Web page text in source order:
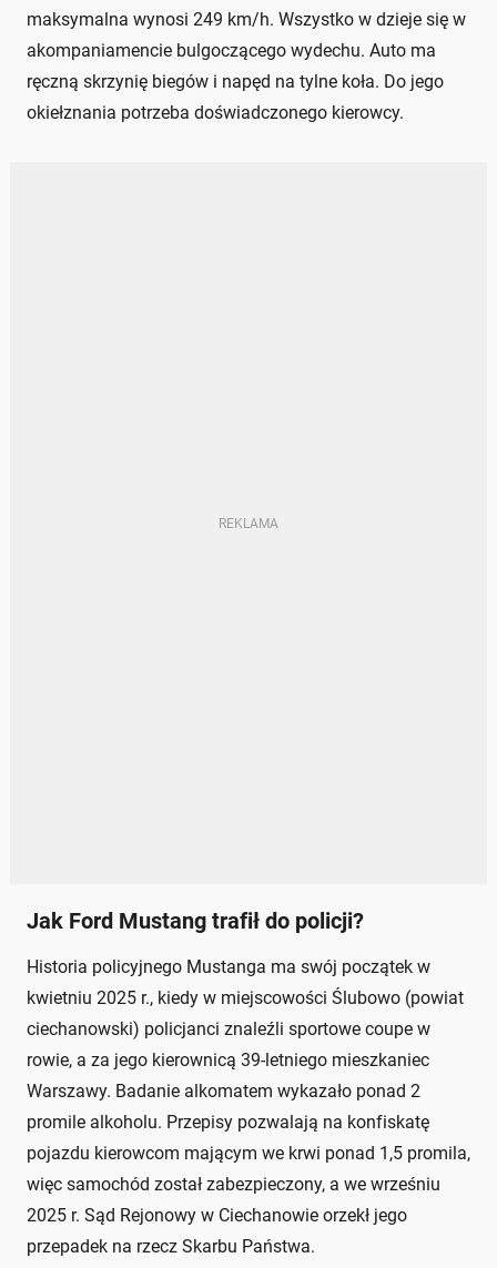
maksymalna wynosi 249 km/h. Wszystko w dzieje się w
akompaniamencie bulgoczącego wydechu. Auto ma
ręczną skrzynię biegów i napęd na tylne koła. Do jego
okiełznania potrzeba doświadczonego kierowcy.
Jak Ford Mustang trafił do policji?
Historia policyjnego Mustanga ma swój początek w
kwietniu 2025 r., kiedy w miejscowości Ślubowo (powiat
ciechanowski) policjanci znaleźli sportowe coupe w
rowie, a za jego kierownicą 39-letniego mieszkaniec
Warszawy. Badanie alkomatem wykazało ponad 2
promile alkoholu. Przepisy pozwalają na konfiskatę
pojazdu kierowcom mającym we krwi ponad 1,5 promila,
więc samochód został zabezpieczony, a we wrześniu
2025 r. Sąd Rejonowy w Ciechanowie orzekł jego
przepadek na rzecz Skarbu Państwa.